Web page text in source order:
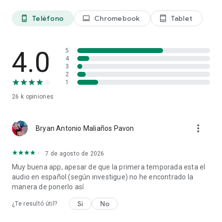
período vigente. Para gestionar tu suscripción, ve a la
configuración de tu cuenta de la App Store.
privacidad en https://support.zombiesrungame.com/hc/en-
us/articles/10967895586461-Zombies-Run-Subscription-
Terms y https://support.zombiesrungame.com/hc/en-
us/articles/360005935458-Privacy-Policy
Nota: El uso continuado del GPS en segundo plano puede
©2026 Zombies Run! Ltd
phone_android Teléfono laptop Chromebook tablet_android Tablet
4.0
26 k opiniones
5
4
3
2
1
Bryan Antonio Maliaños Pavon more_vert
7 de agosto de 2026
Muy buena app, apesar de que la primera temporada esta el
audio en español (según investigue) no he encontrado la
manera de ponerlo así
¿Te resultó útil? Sí No